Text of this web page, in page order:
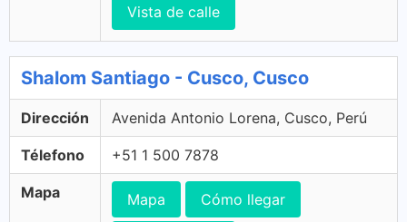
Vista de calle
Shalom Santiago - Cusco, Cusco
Dirección Avenida Antonio Lorena, Cusco, Perú
Télefono +51 1 500 7878
Mapa Mapa Cómo llegar